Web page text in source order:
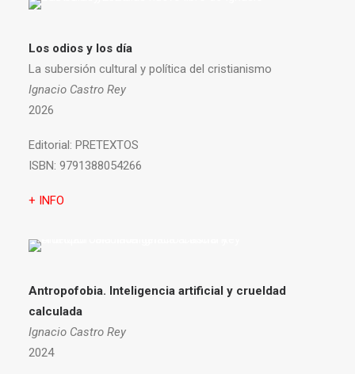
Los odios y los día
La subersión cultural y política del cristianismo
Ignacio Castro Rey
2026
Editorial: PRETEXTOS
ISBN: 9791388054266
+ INFO
Antropofobia. Inteligencia artificial y crueldad
calculada
Ignacio Castro Rey
2024